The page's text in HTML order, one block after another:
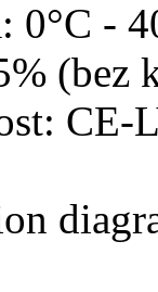
0°C -
(bez
CE-